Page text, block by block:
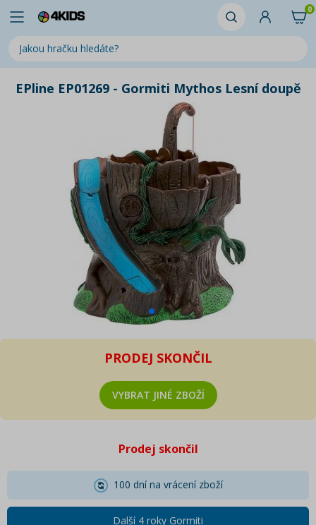
0
EPline EP01269 - Gormiti Mythos Lesní doupě
PRODEJ SKONČIL
VYBRAT JINÉ ZBOŽÍ
Prodej skončil
100 dní na vrácení zboží
Další 4 roky Gormiti